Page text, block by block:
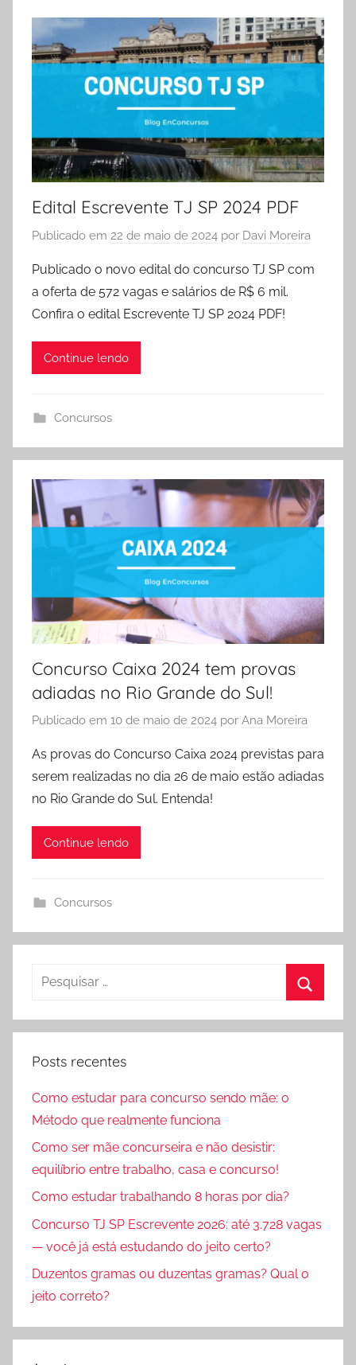
Edital Escrevente TJ SP 2024 PDF
Publicado em 22 de maio de 2024 por Davi Moreira
Publicado o novo edital do concurso TJ SP com
a oferta de 572 vagas e salários de R$ 6 mil.
Confira o edital Escrevente TJ SP 2024 PDF!
Continue lendo
Concursos
Concurso Caixa 2024 tem provas
adiadas no Rio Grande do Sul!
Publicado em 10 de maio de 2024 por Ana Moreira
As provas do Concurso Caixa 2024 previstas para
serem realizadas no dia 26 de maio estão adiadas
no Rio Grande do Sul. Entenda!
Continue lendo
Concursos
Pesquisar
Posts recentes
Como estudar para concurso sendo mãe: o
Método que realmente funciona
Como ser mãe concurseira e não desistir:
equilíbrio entre trabalho, casa e concurso!
Como estudar trabalhando 8 horas por dia?
Concurso TJ SP Escrevente 2026: até 3.728 vagas
— você já está estudando do jeito certo?
Duzentos gramas ou duzentas gramas? Qual o
jeito correto?